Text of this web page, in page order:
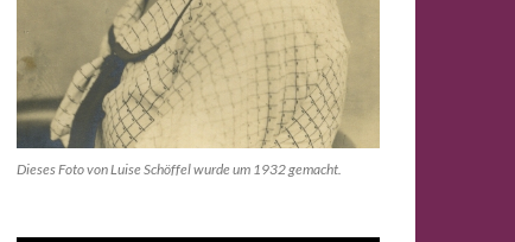
Dieses Foto von Luise Schöffel wurde um 1932 gemacht.